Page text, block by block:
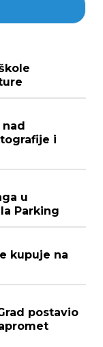
nad
i
u
Parking
kupuje na
postavio